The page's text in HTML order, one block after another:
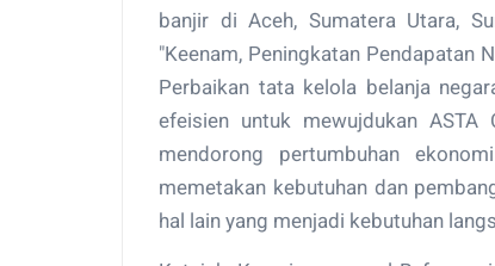
banjir di Aceh, Sumatera Utara,
"Keenam, Peningkatan Pendapatan
Perbaikan tata kelola belanja
efeisien untuk mewujdukan
mendorong pertumbuhan
memetakan kebutuhan dan
hal lain yang menjadi kebutuhan